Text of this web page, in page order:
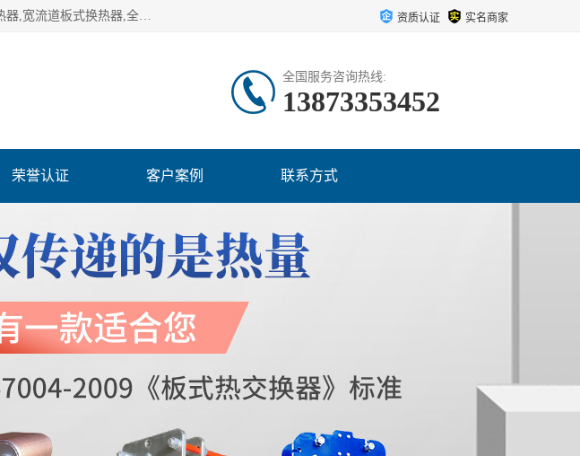
湖南欧力德换热实业有限公司生产换热设备,板式换热器,板式热交换器,板式换热器机组,卫生级板式换热器,宽流道板式换热器,全焊接板式换热器,钎焊板式换热器,钛材板式换热器,容积式换热器,盘管换热,不锈钢水箱,定压补水机组,变频供水机组等,用户覆盖：湖南、湖北、广西、广东、海南、云南、贵州等全国各地。 资质认证 实名商家
全国服务咨询热线:
13873353452
荣誉认证 客户案例 联系方式